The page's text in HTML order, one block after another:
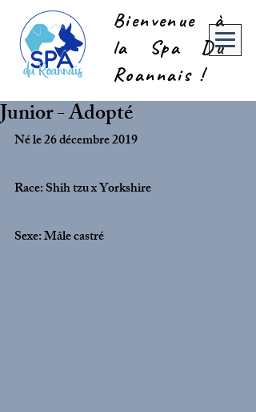
Bienvenue à
la Spa Du
Roannais !
Junior - Adopté
Né le 26 décembre 2019
Race: Shih tzu x Yorkshire
Sexe: Mâle castré